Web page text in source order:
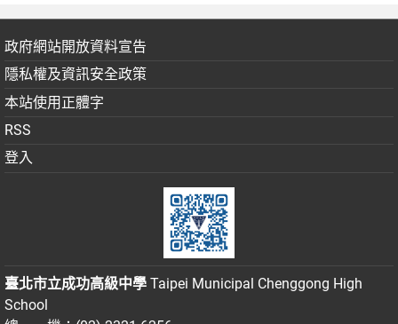
政府網站開放資料宣告
隱私權及資訊安全政策
本站使用正體字
RSS
登入
臺北市立成功高級中學 Taipei Municipal Chenggong High
School